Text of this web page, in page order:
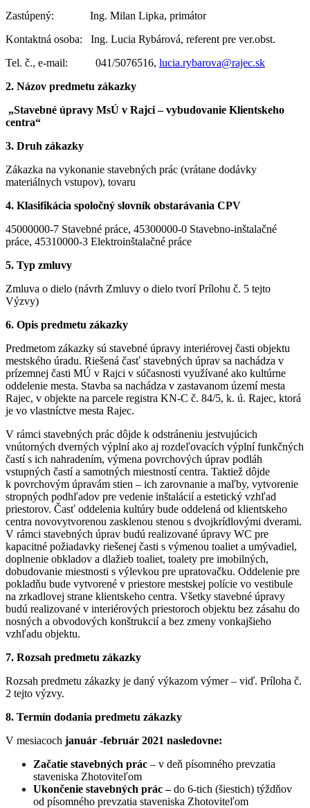
Zastúpený: Ing. Milan Lipka, primátor
Kontaktná osoba: Ing. Lucia Rybárová, referent pre ver.obst.
Tel. č., e-mail: 041/5076516, lucia.rybarova@rajec.sk
2. Názov predmetu zákazky
„Stavebné úpravy MsÚ v Rajci – vybudovanie Klientskeho
centra“
3. Druh zákazky
Zákazka na vykonanie stavebných prác (vrátane dodávky
materiálnych vstupov), tovaru
4. Klasifikácia spoločný slovník obstarávania CPV
45000000-7 Stavebné práce, 45300000-0 Stavebno-inštalačné
práce, 45310000-3 Elektroinštalačné práce
5. Typ zmluvy
Zmluva o dielo (návrh Zmluvy o dielo tvorí Prílohu č. 5 tejto
Výzvy)
6. Opis predmetu zákazky
Predmetom zákazky sú stavebné úpravy interiérovej časti objektu
mestského úradu. Riešená časť stavebných úprav sa nachádza v
prízemnej časti MÚ v Rajci v súčasnosti využívané ako kultúrne
oddelenie mesta. Stavba sa nachádza v zastavanom území mesta
Rajec, v objekte na parcele registra KN-C č. 84/5, k. ú. Rajec, ktorá
je vo vlastníctve mesta Rajec.
V rámci stavebných prác dôjde k odstráneniu jestvujúcich
vnútorných dverných výplní ako aj rozdeľovacích výplní funkčných
častí s ich nahradením, výmena povrchových úprav podláh
vstupných častí a samotných miestností centra. Taktiež dôjde
k povrchovým úpravám stien – ich zarovnanie a maľby, vytvorenie
stropných podhľadov pre vedenie inštalácií a estetický vzhľad
priestorov. Časť oddelenia kultúry bude oddelená od klientskeho
centra novovytvorenou zasklenou stenou s dvojkrídlovými dverami.
V rámci stavebných úprav budú realizované úpravy WC pre
kapacitné požiadavky riešenej časti s výmenou toaliet a umývadiel,
doplnenie obkladov a dlažieb toaliet, toalety pre imobilných,
dobudovanie miestnosti s výlevkou pre upratovačku. Oddelenie pre
pokladňu bude vytvorené v priestore mestskej polície vo vestibule
na zrkadlovej strane klientskeho centra. Všetky stavebné úpravy
budú realizované v interiérových priestoroch objektu bez zásahu do
nosných a obvodových konštrukcií a bez zmeny vonkajšieho
vzhľadu objektu.
7. Rozsah predmetu zákazky
Rozsah predmetu zákazky je daný výkazom výmer – viď. Príloha č.
2 tejto výzvy.
8. Termín dodania predmetu zákazky
V mesiacoch január -február 2021 nasledovne:
Začatie stavebných prác – v deň písomného prevzatia
staveniska Zhotoviteľom
Ukončenie stavebných prác –do 6-tich (šiestich) týždňov
od písomného prevzatia staveniska Zhotoviteľom